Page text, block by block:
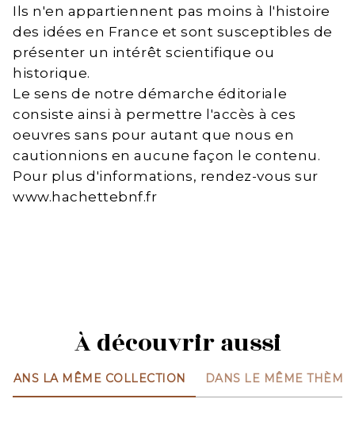
Ils n'en appartiennent pas moins à l'histoire
des idées en France et sont susceptibles de
présenter un intérêt scientifique ou
historique.
Le sens de notre démarche éditoriale
consiste ainsi à permettre l'accès à ces
oeuvres sans pour autant que nous en
cautionnions en aucune façon le contenu.
Pour plus d'informations, rendez-vous sur
www.hachettebnf.fr
À découvrir aussi
DANS LA MÊME COLLECTION DANS LE MÊME THÈME